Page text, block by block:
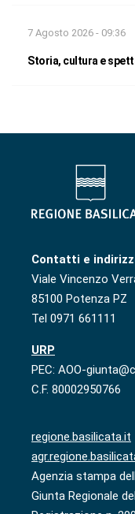
7 Agosto 2026 - 09:36
Storia, cultura e
Contatti e
Viale Vincenzo
85100 Potenza PZ
Tel 0971 661111
URP
PEC: AOO-
C.F. 80002950766
regione.basilicata.it
Agenzia stampa
Giunta Regionale